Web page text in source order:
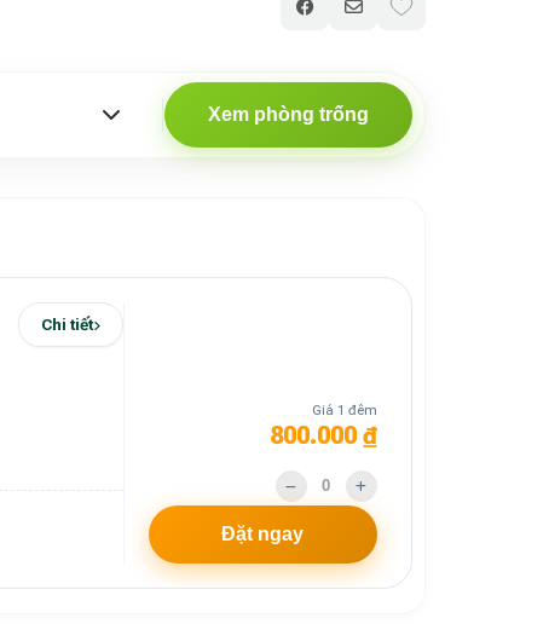
Xem phòng trống
Chi tiết
Giá 1 đêm
800.000 ₫
Đặt ngay